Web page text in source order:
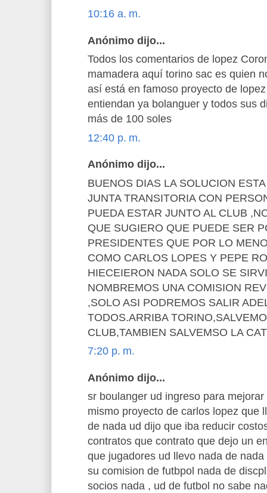
10:16 a. m.
Anónimo dijo...
Todos los comentarios de lopez
mamadera aquí torino sac es quien
así está en famoso proyecto de
entiendan ya bolanguer y todos sus
más de 100 soles
12:40 p. m.
Anónimo dijo...
BUENOS DIAS LA SOLUCION
JUNTA TRANSITORIA CON
PUEDA ESTAR JUNTO AL CLUB
QUE SUGIERO QUE PUEDE SER
PRESIDENTES QUE POR LO
COMO CARLOS LOPES Y PEPE
HIECEIERON NADA SOLO SE
NOMBREMOS UNA COMISION
,SOLO ASI PODREMOS SALIR
TODOS.ARRIBA
CLUB,TAMBIEN SALVEMSO LA
7:20 p. m.
Anónimo dijo...
sr boulanger ud ingreso para
mismo proyecto de carlos lopez que
de nada ud dijo que iba reducir
contratos que contrato que dejo un
que jugadores ud llevo nada de
su comision de futbpol nada de
socios nada , ud de futbol no sabe